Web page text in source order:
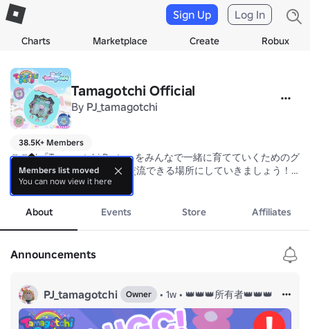
Charts Marketplace Create Robux
Sign Up Log In
Tamagotchi Official
By PJ_tamagotchi
38.5K+ Members
ここは『Tamagotchi Party』をみんなで一緒に育てていくためのグ
みんなが安心して、楽しく交流できる場所にしていきましょう！
Welcome to the Tamagotchi Party community – where we're
そのために、いくつか大切なお願いがあります。
１．思いやりを忘れずに！
お互いを尊重し、丁寧な言葉づかいを心がけをお願いします。
２．もし困ったことを見かけたら！
不適切なメッセージや行動には反応せず、Robloxのルールに従って
more
About Events Store Affiliates
Announcements
PJ_tamagotchi Owner • 1w • 👑👑👑所有者👑👑👑
Members list moved
You can now view it here